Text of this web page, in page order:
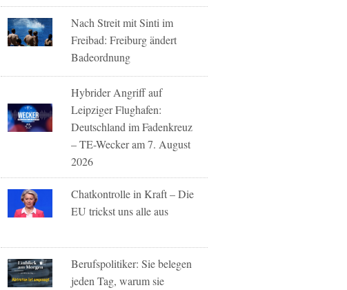
Nach Streit mit Sinti im
Freibad: Freiburg ändert
Badeordnung
Hybrider Angriff auf
Leipziger Flughafen:
Deutschland im Fadenkreuz
– TE-Wecker am 7. August
2026
Chatkontrolle in Kraft – Die
EU trickst uns alle aus
Berufspolitiker: Sie belegen
jeden Tag, warum sie